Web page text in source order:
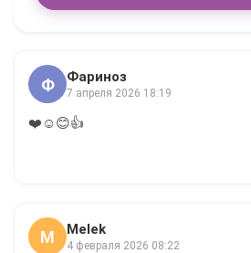
Ф Фариноз
7 апреля 2026 18:19
❤️☺️😊👍
M Melek
4 февраля 2026 08:22